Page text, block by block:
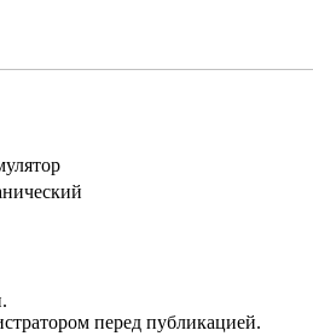
перед публикацией.